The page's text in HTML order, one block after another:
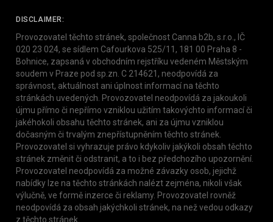
DISCLAIMER:
Provozovatel těchto stránek, společnost Canna b2b, s.r.o., IČ
020 23 024, se sídlem Cafourkova 525/11, 181 00 Praha 8 -
Bohnice, zapsaná v obchodním rejstříku vedeném Městským
soudem v Praze pod sp.zn. C 214621, neodpovídá za
správnost, aktuálnost ani úplnost informací na těchto
stránkách uvedených. Provozovatel neodpovídá za jakoukoli
újmu přímo či nepřímo vzniklou užitím takovýchto informací či
jakéhokoli obsahu těchto stránek, ani za újmu vzniklou
dočasným či trvalým znepřístupněním těchto stránek.
Provozovatel si vyhrazuje právo kdykoliv jakýkoli obsah těchto
stránek změnit či odstranit, a to i bez předchozího upozornění.
Provozovatel neodpovídá za možné závazky osob, jejichž
nabídky lze na těchto stránkách nalézt zejména, nikoli však
výlučně, ve formě inzerce či reklamy. Provozovatel rovněž
neodpovídá za obsah jakýchkoli stránek, na než vedou odkazy
z těchto stránek.